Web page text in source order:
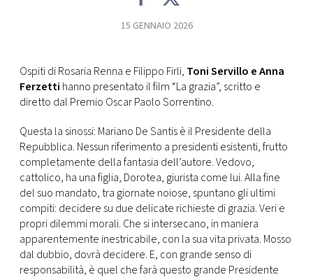
15 GENNAIO 2026
Ospiti di Rosaria Renna e Filippo Firli, Toni Servillo e Anna
Ferzetti hanno presentato il film “La grazia”, scritto e
diretto dal Premio Oscar Paolo Sorrentino.
Questa la sinossi: Mariano De Santis è il Presidente della
Repubblica. Nessun riferimento a presidenti esistenti, frutto
completamente della fantasia dell’autore. Vedovo,
cattolico, ha una figlia, Dorotea, giurista come lui. Alla fine
del suo mandato, tra giornate noiose, spuntano gli ultimi
compiti: decidere su due delicate richieste di grazia. Veri e
propri dilemmi morali. Che si intersecano, in maniera
apparentemente inestricabile, con la sua vita privata. Mosso
dal dubbio, dovrà decidere. E, con grande senso di
responsabilità, è quel che farà questo grande Presidente